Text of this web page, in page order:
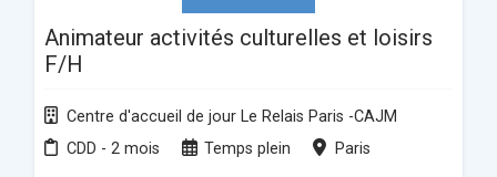
Animateur activités culturelles et loisirs
F/H
Centre d'accueil de jour Le Relais Paris -CAJM
CDD - 2 mois
Temps plein Paris